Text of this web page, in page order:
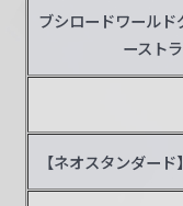
ブシロードワール
ースト
【ネオスタンダー